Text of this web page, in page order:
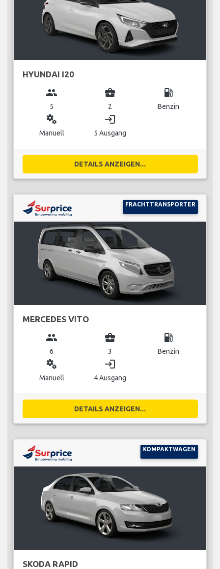
HYUNDAI I20
group
5
business_center
2
local_gas_station
Benzin
miscellaneous_services
Manuell
login
5 Ausgang
DETAILS ANZEIGEN...
FRACHTTRANSPORTER
MERCEDES VITO
group
6
business_center
3
local_gas_station
Benzin
miscellaneous_services
Manuell
login
4 Ausgang
DETAILS ANZEIGEN...
KOMPAKTWAGEN
SKODA RAPID